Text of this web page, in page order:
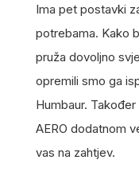
Ima pet postavki
potrebama. Kako
pruža dovoljno
opremili smo ga
Humbaur.
AERO dodatnom
vas na zahtjev.